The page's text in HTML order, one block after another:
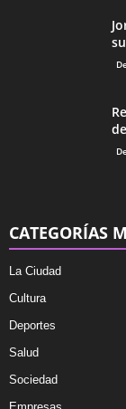
CATEGORÍAS
La Ciudad
Cultura
Deportes
Salud
Sociedad